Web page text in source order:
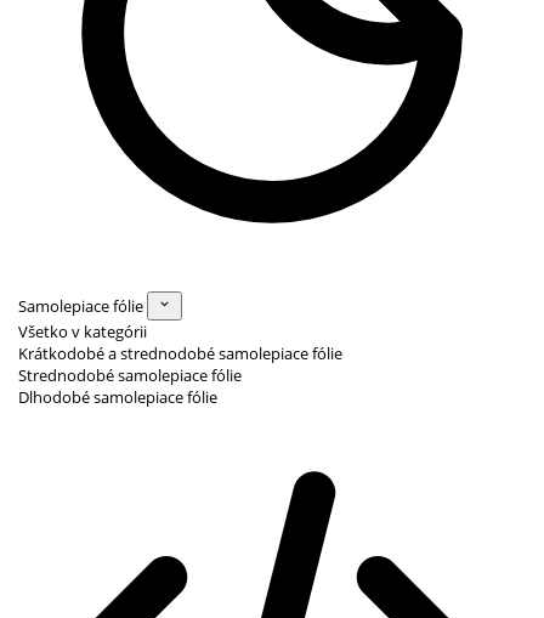
Samolepiace fólie
Všetko v kategórii
Krátkodobé a strednodobé samolepiace fólie
Strednodobé samolepiace fólie
Dlhodobé samolepiace fólie